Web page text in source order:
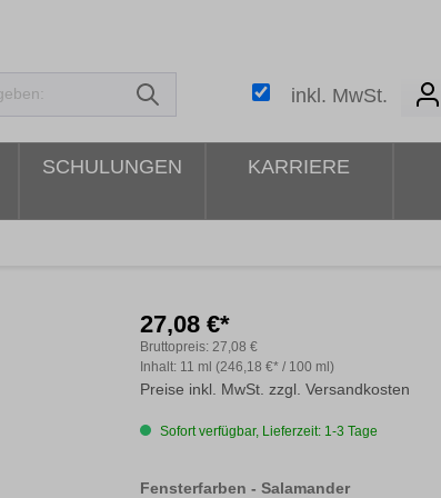
inkl. MwSt.
SCHULUNGEN KARRIERE
27,08 €*
Inhalt: 11 ml (246,18 €* / 100 ml)
Bruttopreis: 27,08 €
Preise inkl. MwSt. zzgl. Versandkosten
Sofort verfügbar, Lieferzeit: 1-3 Tage
Fensterfarben - Salamanderauswählen